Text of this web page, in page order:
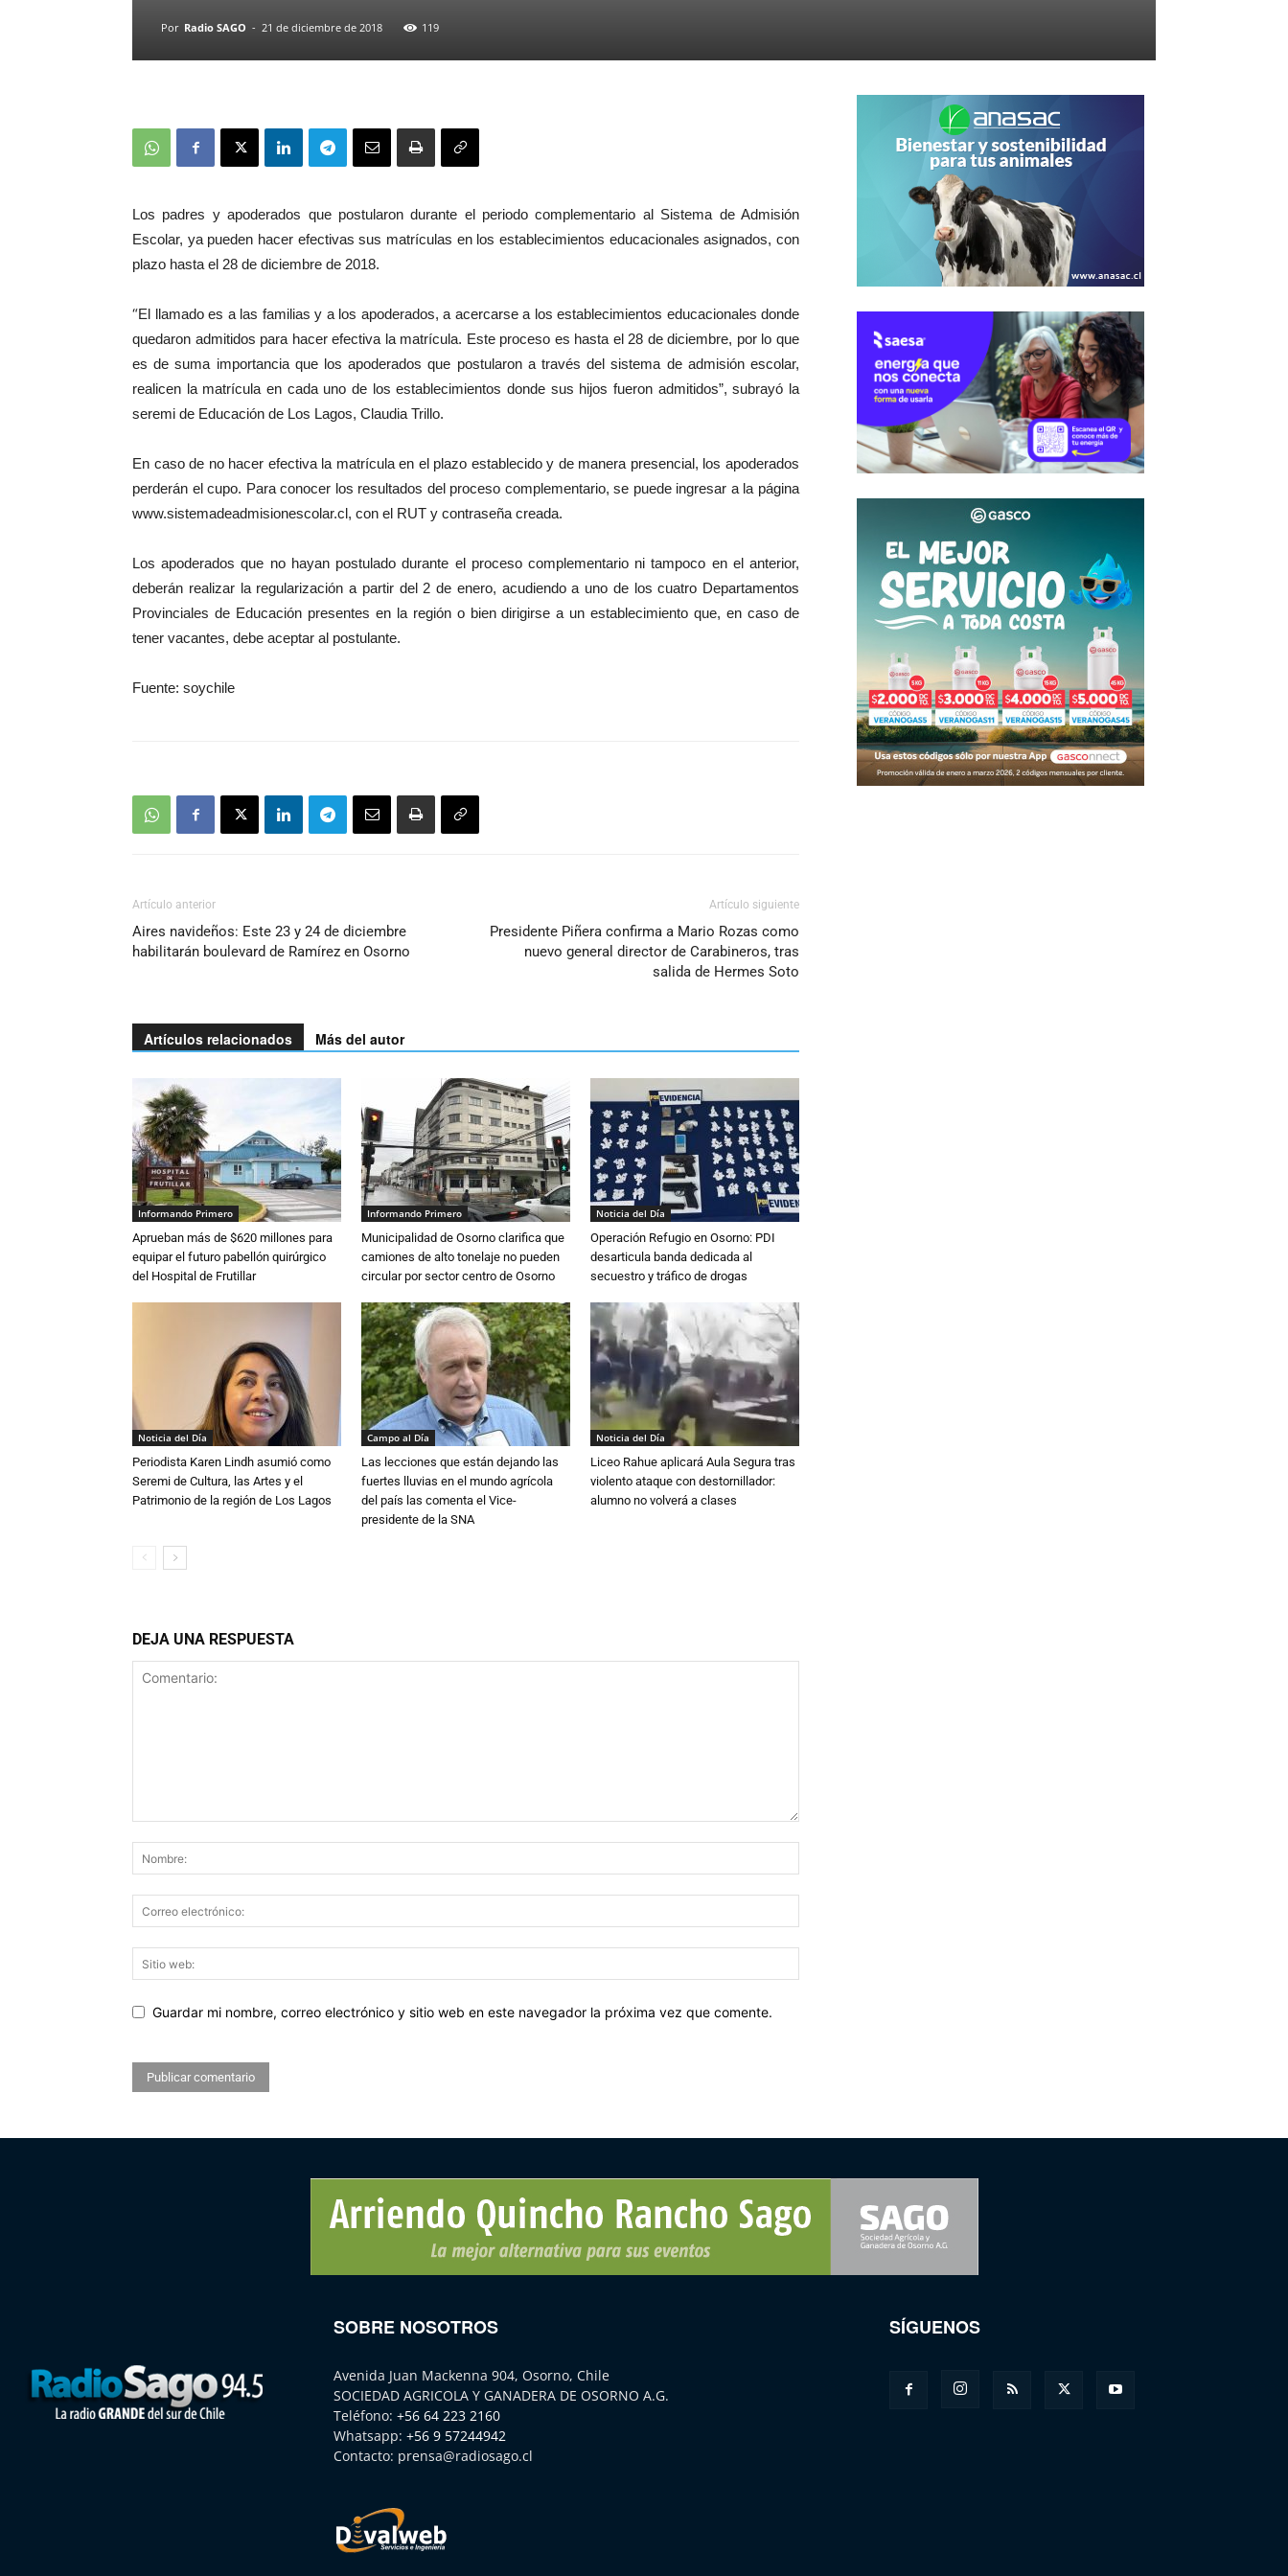
Por Radio SAGO - 21 de diciembre de 2018 119
Los padres y apoderados que postularon durante el periodo complementario al Sistema de Admisión
Escolar, ya pueden hacer efectivas sus matrículas en los establecimientos educacionales asignados, con
plazo hasta el 28 de diciembre de 2018.
“El llamado es a las familias y a los apoderados, a acercarse a los establecimientos educacionales donde
quedaron admitidos para hacer efectiva la matrícula. Este proceso es hasta el 28 de diciembre, por lo que
es de suma importancia que los apoderados que postularon a través del sistema de admisión escolar,
realicen la matrícula en cada uno de los establecimientos donde sus hijos fueron admitidos”, subrayó la
seremi de Educación de Los Lagos, Claudia Trillo.
En caso de no hacer efectiva la matrícula en el plazo establecido y de manera presencial, los apoderados
perderán el cupo. Para conocer los resultados del proceso complementario, se puede ingresar a la página
www.sistemadeadmisionescolar.cl, con el RUT y contraseña creada.
Los apoderados que no hayan postulado durante el proceso complementario ni tampoco en el anterior,
deberán realizar la regularización a partir del 2 de enero, acudiendo a uno de los cuatro Departamentos
Provinciales de Educación presentes en la región o bien dirigirse a un establecimiento que, en caso de
tener vacantes, debe aceptar al postulante.
Fuente: soychile
Artículo anterior
Aires navideños: Este 23 y 24 de diciembre
habilitarán boulevard de Ramírez en Osorno
Artículo siguiente
Presidente Piñera confirma a Mario Rozas como
nuevo general director de Carabineros, tras
salida de Hermes Soto
Artículos relacionados Más del autor
Informando Primero
Aprueban más de $620 millones para
equipar el futuro pabellón quirúrgico
del Hospital de Frutillar
Informando Primero
Municipalidad de Osorno clarifica que
camiones de alto tonelaje no pueden
circular por sector centro de Osorno
Noticia del Día
Operación Refugio en Osorno: PDI
desarticula banda dedicada al
secuestro y tráfico de drogas
Noticia del Día
Periodista Karen Lindh asumió como
Seremi de Cultura, las Artes y el
Patrimonio de la región de Los Lagos
Campo al Día
Las lecciones que están dejando las
fuertes lluvias en el mundo agrícola
del país las comenta el Vice-
presidente de la SNA
Noticia del Día
Liceo Rahue aplicará Aula Segura tras
violento ataque con destornillador:
alumno no volverá a clases
DEJA UNA RESPUESTA
Guardar mi nombre, correo electrónico y sitio web en este navegador la próxima vez que comente.
SOBRE NOSOTROS
Avenida Juan Mackenna 904, Osorno, Chile
SOCIEDAD AGRICOLA Y GANADERA DE OSORNO A.G.
Teléfono: +56 64 223 2160
Whatsapp: +56 9 57244942
Contacto: prensa@radiosago.cl
SÍGUENOS